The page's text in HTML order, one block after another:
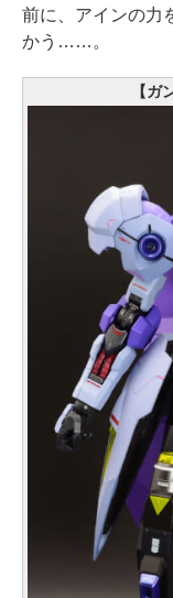
前に、アインの力
かう……。
【ガ